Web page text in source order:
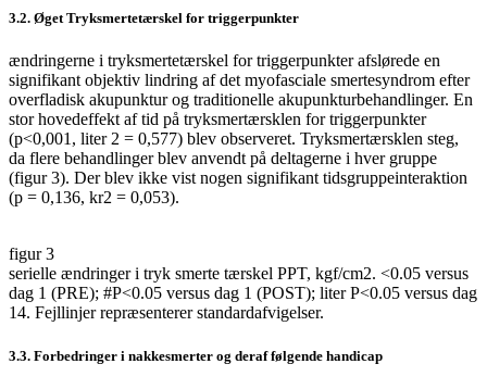
3.2. Øget Tryksmertetærskel for triggerpunkter
ændringerne i tryksmertetærskel for triggerpunkter afslørede en
signifikant objektiv lindring af det myofasciale smertesyndrom efter
overfladisk akupunktur og traditionelle akupunkturbehandlinger. En
stor hovedeffekt af tid på tryksmertærsklen for triggerpunkter
(p<0,001, liter 2 = 0,577) blev observeret. Tryksmertærsklen steg,
da flere behandlinger blev anvendt på deltagerne i hver gruppe
(figur 3). Der blev ikke vist nogen signifikant tidsgruppeinteraktion
(p = 0,136, kr2 = 0,053).
figur 3
serielle ændringer i tryk smerte tærskel PPT, kgf/cm2. <0.05 versus
dag 1 (PRE); #P<0.05 versus dag 1 (POST); liter P<0.05 versus dag
14. Fejllinjer repræsenterer standardafvigelser.
3.3. Forbedringer i nakkesmerter og deraf følgende handicap